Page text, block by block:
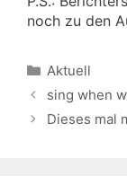
noch zu den
Kategorien
Aktuell
sing when
Dieses mal